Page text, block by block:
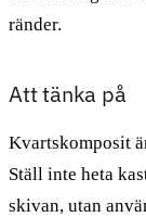
ränder.
Att tänka på
Kvartskomposit
Ställ inte heta
skivan, utan